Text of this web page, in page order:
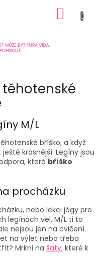
KOŠÍK
M/L
bříško, a když
krásnější. Legíny jsou
která bříško
procházku
nebo lekci jógy pro
legínách vel. M/L ti to
nejsou jen na cvičení.
na výlet nebo třeba
Mrkni na šaty, které k